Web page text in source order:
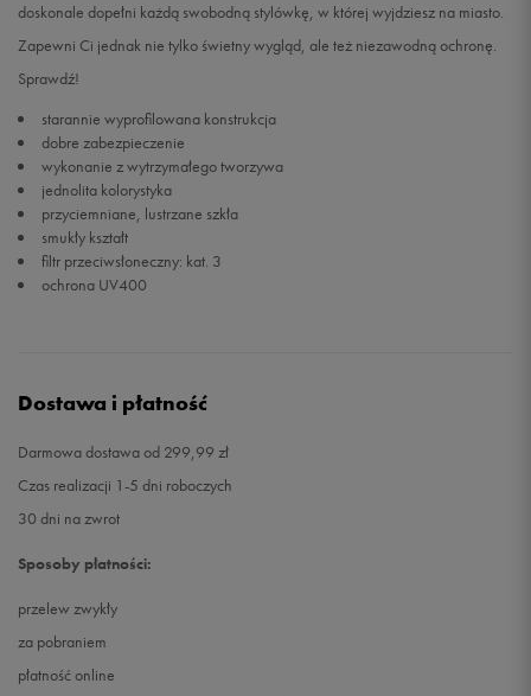
doskonale dopełni każdą swobodną stylówkę, w której wyjdziesz na miasto.
Zapewni Ci jednak nie tylko świetny wygląd, ale też niezawodną ochronę.
Sprawdź!
starannie wyprofilowana konstrukcja
dobre zabezpieczenie
wykonanie z wytrzymałego tworzywa
jednolita kolorystyka
przyciemniane, lustrzane szkła
smukły kształt
filtr przeciwsłoneczny: kat. 3
ochrona UV400
Dostawa i płatność
Darmowa dostawa od 299,99 zł
Czas realizacji 1-5 dni roboczych
30 dni na zwrot
Sposoby płatności:
przelew zwykły
za pobraniem
płatność online